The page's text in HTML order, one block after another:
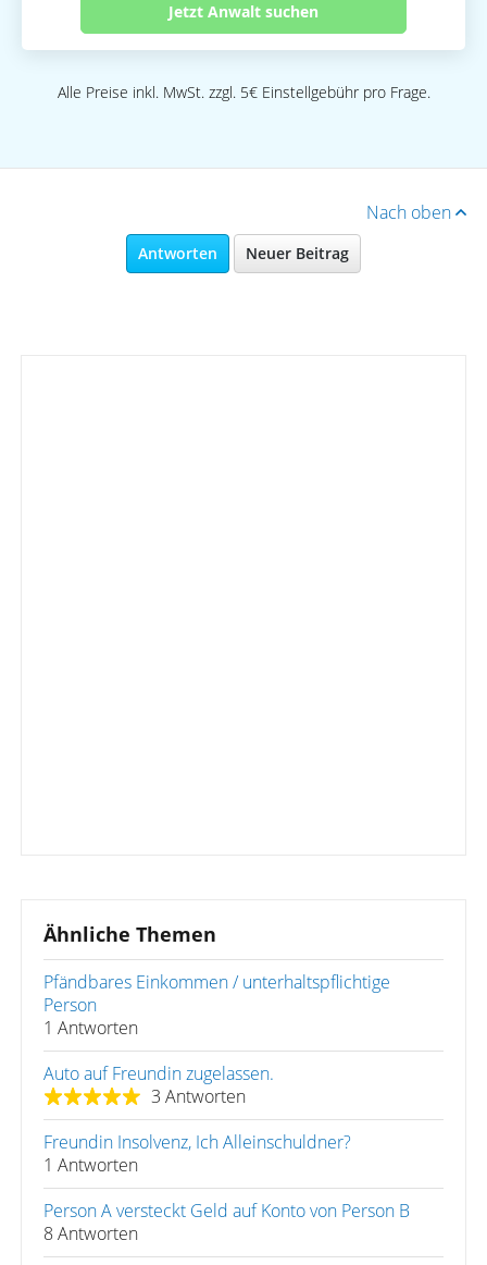
Jetzt Anwalt suchen
Alle Preise inkl. MwSt. zzgl. 5€ Einstellgebühr pro Frage.
Nach oben
Antworten Neuer Beitrag
Ähnliche Themen
Pfändbares Einkommen / unterhaltspflichtige
Person
1 Antworten
Auto auf Freundin zugelassen.
3 Antworten
Freundin Insolvenz, Ich Alleinschuldner?
1 Antworten
Person A versteckt Geld auf Konto von Person B
8 Antworten